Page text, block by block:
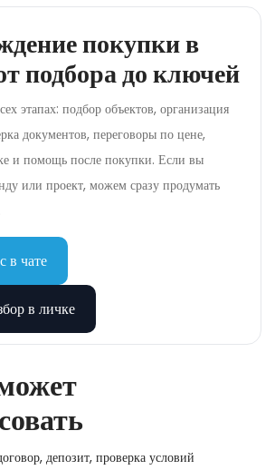
покупки в
подбора до ключей
этапах: подбор объектов, организация
документов, переговоры по цене,
и помощь после покупки. Если вы
или проект, можем сразу продумать
в чате
в личке
депозит, проверка условий